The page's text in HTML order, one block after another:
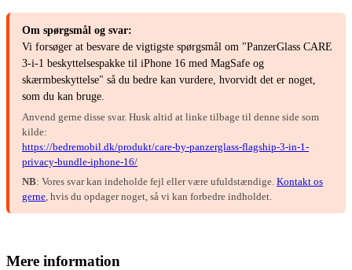
Om spørgsmål og svar:
Vi forsøger at besvare de vigtigste spørgsmål om "PanzerGlass CARE
3-i-1 beskyttelsespakke til iPhone 16 med MagSafe og
skærmbeskyttelse" så du bedre kan vurdere, hvorvidt det er noget,
som du kan bruge.
Anvend gerne disse svar. Husk altid at linke tilbage til denne side som
kilde:
https://bedremobil.dk/produkt/care-by-panzerglass-flagship-3-in-1-
privacy-bundle-iphone-16/
NB: Vores svar kan indeholde fejl eller være ufuldstændige. Kontakt os
gerne , hvis du opdager noget, så vi kan forbedre indholdet.
Mere information